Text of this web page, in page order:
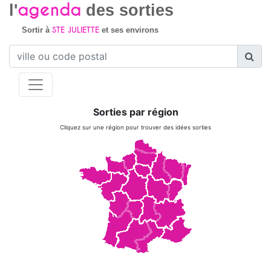
l'agenda des sorties
Sortir à STE JULIETTEet ses environs
Sorties par région
Cliquez sur une région pour trouver des idées sorties